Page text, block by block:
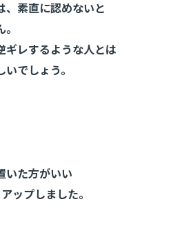
、素直に認めないと
ギレするような人とは
でしょう。
いた方がいい
ップしました。